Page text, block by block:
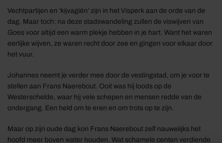
Vechtpartijen en ‘kijvagiën’ zijn in het Visperk aan de orde van de
dag. Maar toch: na deze stadswandeling zullen de viswijven van
Goes voor altijd een warm plekje hebben in je hart. Want het waren
eerlijke wijven, ze waren recht door zee en gingen voor elkaar door
het vuur.
Johannes neemt je verder mee door de vestingstad, om je voor te
stellen aan Frans Naerebout. Ooit was hij loods op de
Westerschelde, waar hij vele schepen en mensen redde van de
ondergang. Een held om te eren en om trots op te zijn.
Maar op zijn oude dag kon Frans Naerebout zelf nauwelijks het
hoofd meer boven water houden. Wat schamele centen verdiende